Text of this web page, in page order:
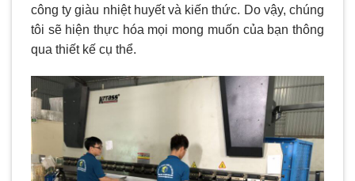
công ty giàu nhiệt huyết và kiến thức. Do vậy, chúng
tôi sẽ hiện thực hóa mọi mong muốn của bạn thông
qua thiết kế cụ thể.